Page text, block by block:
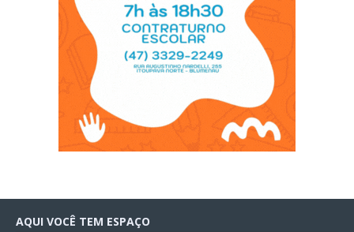
AQUI VOCÊ TEM ESPAÇO